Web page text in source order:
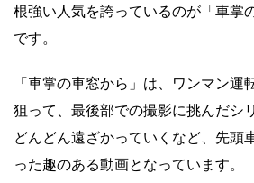
根強い人気を誇っているのが「車掌
です。
「車掌の車窓から」は、ワンマン運
狙って、最後部での撮影に挑んだシ
どんどん遠ざかっていくなど、先頭
った趣のある動画となっています。